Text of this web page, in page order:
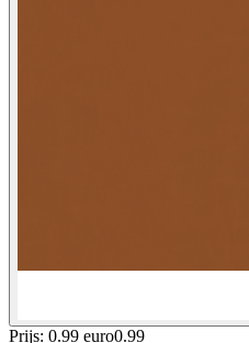
Prijs: 0.99 euro0.99